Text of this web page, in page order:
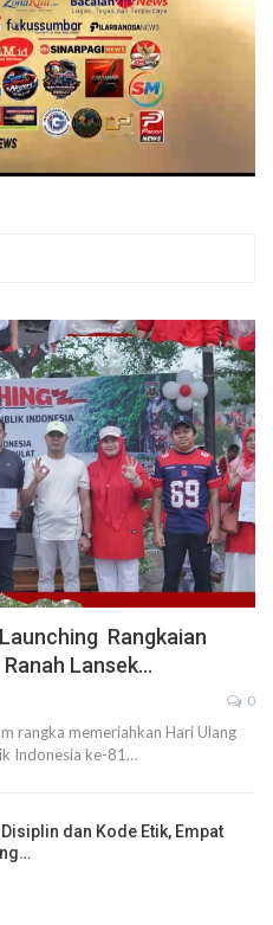
Rangkaian
Ranah Lansek…
0
rangka memeriahkan Hari Ulang
Indonesia ke-81…
dan Kode Etik, Empat